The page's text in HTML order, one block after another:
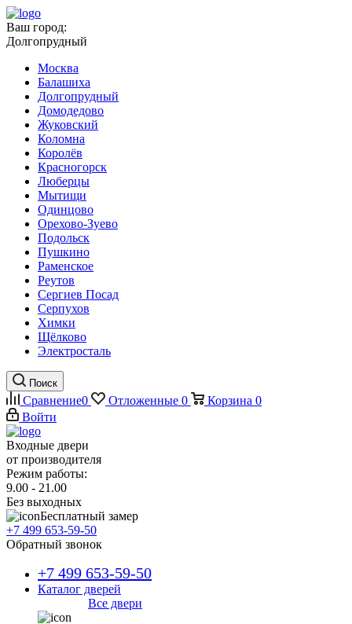
Ваш город:
Долгопрудный
Москва
Балашиха
Долгопрудный
Домодедово
Жуковский
Коломна
Королёв
Красногорск
Люберцы
Мытищи
Одинцово
Орехово-Зуево
Подольск
Пушкино
Раменское
Реутов
Сергиев Посад
Серпухов
Химки
Щёлково
Электросталь
Поиск
Сравнение0 Отложенные 0 Корзина 0
Войти
Входные двери
от производителя
Режим работы:
9.00 - 21.00
Без выходных
Бесплатный замер
+7 499 653-59-50
Обратный звонок
+7 499 653-59-50
Каталог дверей
Все двери